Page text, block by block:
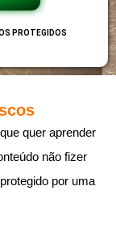
PROTEGIDOS
quer aprender
não fizer
por uma